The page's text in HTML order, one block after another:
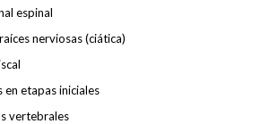
espinal
nerviosas (ciática)
en etapas iniciales
vertebrales